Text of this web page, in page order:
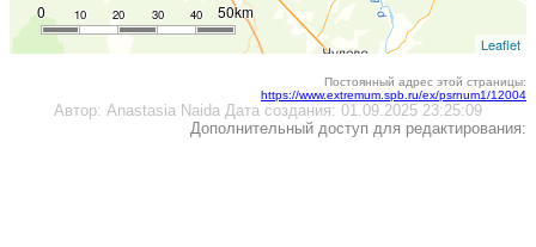
10
0 20 30 40 50km
Leaflet
Постоянный адрес этой страницы:
https://www.extremum.spb.ru/ex/psrnum1/12004
Автор: Anastasia Naida Дата создания: 01.09.2025 23:25:09
Дополнительный доступ для редактирования: